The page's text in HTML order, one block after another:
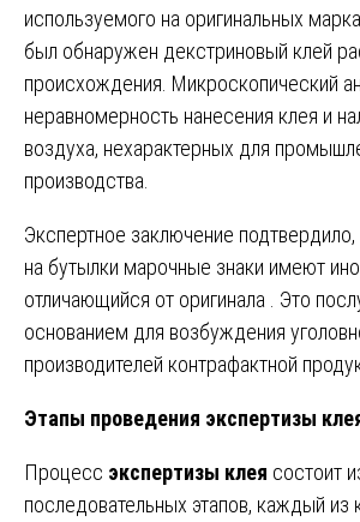
используемого на оригинальных
был обнаружен декстриновый клей
происхождения. Микроскопический
неравномерность нанесения клея и
воздуха, нехарактерных для
производства.
Экспертное заключение
на бутылки марочные знаки имеют
отличающийся от оригинала . Это
основанием для возбуждения
производителей контрафактной
Этапы проведения экспертизы
Процесс экспертизы клея состоит
последовательных этапов, каждый из